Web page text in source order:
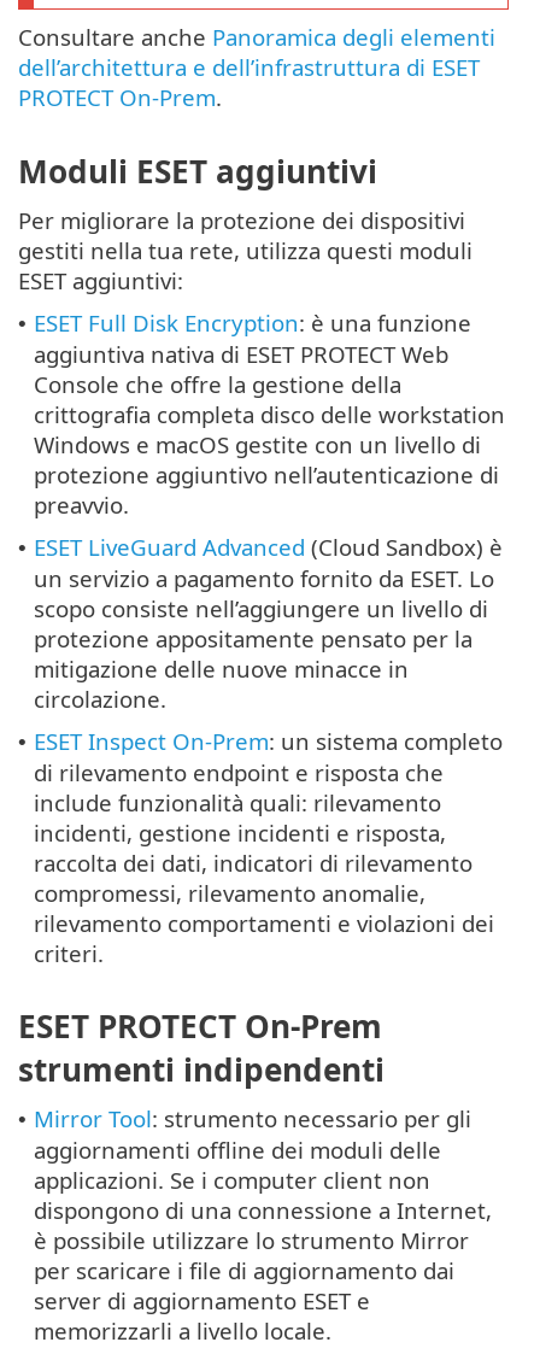
Consultare anche Panoramica degli elementi
dell’architettura e dell’infrastruttura di ESET
PROTECT On-Prem.
Moduli ESET aggiuntivi
Per migliorare la protezione dei dispositivi
gestiti nella tua rete, utilizza questi moduli
ESET aggiuntivi:
• ESET Full Disk Encryption: è una funzione
aggiuntiva nativa di ESET PROTECT Web
Console che offre la gestione della
crittografia completa disco delle workstation
Windows e macOS gestite con un livello di
protezione aggiuntivo nell’autenticazione di
preavvio.
• ESET LiveGuard Advanced (Cloud Sandbox) è
un servizio a pagamento fornito da ESET. Lo
scopo consiste nell’aggiungere un livello di
protezione appositamente pensato per la
mitigazione delle nuove minacce in
circolazione.
• ESET Inspect On-Prem: un sistema completo
di rilevamento endpoint e risposta che
include funzionalità quali: rilevamento
incidenti, gestione incidenti e risposta,
raccolta dei dati, indicatori di rilevamento
compromessi, rilevamento anomalie,
rilevamento comportamenti e violazioni dei
criteri.
ESET PROTECT On-Prem
strumenti indipendenti
• Mirror Tool: strumento necessario per gli
aggiornamenti offline dei moduli delle
applicazioni. Se i computer client non
dispongono di una connessione a Internet,
è possibile utilizzare lo strumento Mirror
per scaricare i file di aggiornamento dai
server di aggiornamento ESET e
memorizzarli a livello locale.